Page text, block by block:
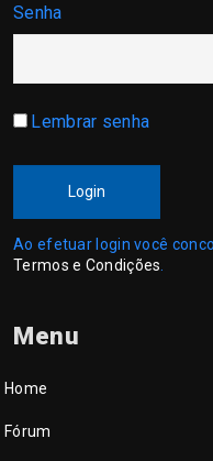
Senha
Lembrar senha
Login
Ao efetuar login você
Termos e Condições
Menu
Home
Fórum